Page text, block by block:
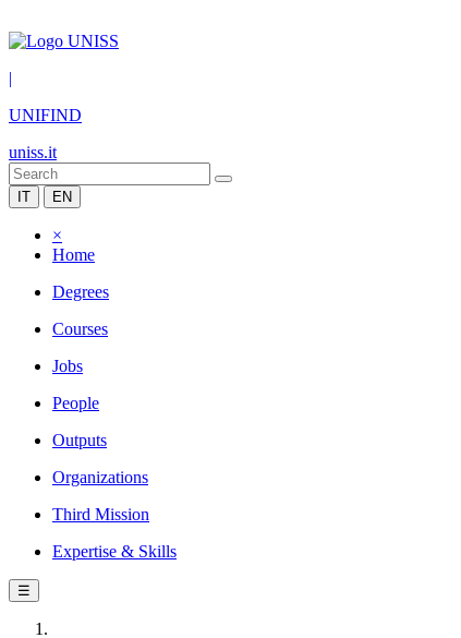
|
UNIFIND
uniss.it
IT EN
×
Home
Degrees
Courses
Jobs
People
Outputs
Organizations
Third Mission
Expertise & Skills
☰